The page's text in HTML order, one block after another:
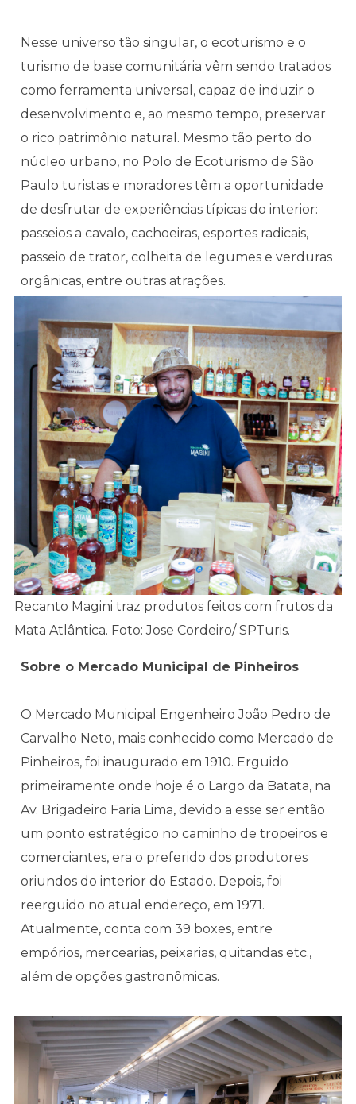
Nesse universo tão singular, o ecoturismo e o
turismo de base comunitária vêm sendo tratados
como ferramenta universal, capaz de induzir o
desenvolvimento e, ao mesmo tempo, preservar
o rico patrimônio natural. Mesmo tão perto do
núcleo urbano, no Polo de Ecoturismo de São
Paulo turistas e moradores têm a oportunidade
de desfrutar de experiências típicas do interior:
passeios a cavalo, cachoeiras, esportes radicais,
passeio de trator, colheita de legumes e verduras
orgânicas, entre outras atrações.
Recanto Magini traz produtos feitos com frutos da
Mata Atlântica. Foto: Jose Cordeiro/ SPTuris.
Sobre o Mercado Municipal de Pinheiros
O Mercado Municipal Engenheiro João Pedro de
Carvalho Neto, mais conhecido como Mercado de
Pinheiros, foi inaugurado em 1910. Erguido
primeiramente onde hoje é o Largo da Batata, na
Av. Brigadeiro Faria Lima, devido a esse ser então
um ponto estratégico no caminho de tropeiros e
comerciantes, era o preferido dos produtores
oriundos do interior do Estado. Depois, foi
reerguido no atual endereço, em 1971.
Atualmente, conta com 39 boxes, entre
empórios, mercearias, peixarias, quitandas etc.,
além de opções gastronômicas.